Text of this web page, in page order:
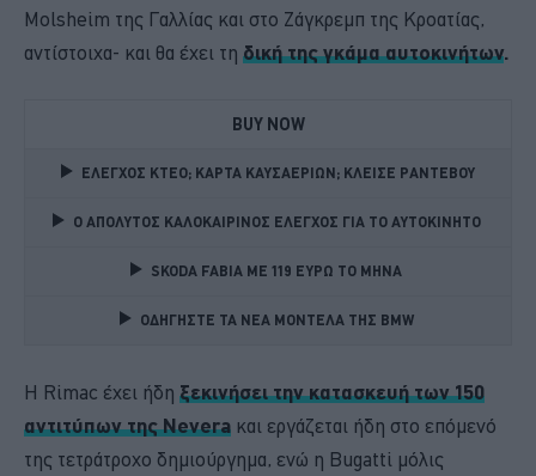
Molsheim της Γαλλίας και στο Ζάγκρεμπ της Κροατίας,
αντίστοιχα- και θα έχει τη δική της γκάμα αυτοκινήτων.
BUY NOW
ΕΛΕΓΧΟΣ ΚΤΕΟ; ΚΑΡΤΑ ΚΑΥΣΑΕΡΙΩΝ; ΚΛΕΙΣΕ ΡΑΝΤΕΒΟΥ
Ο ΑΠΟΛΥΤΟΣ ΚΑΛΟΚΑΙΡΙΝΟΣ ΕΛΕΓΧΟΣ ΓΙΑ ΤΟ ΑΥΤΟΚΙΝΗΤΟ
SKODA FABIA ME 119 ΕΥΡΩ ΤΟ ΜΗΝΑ
ΟΔΗΓΗΣΤΕ ΤΑ ΝΕΑ ΜΟΝΤΕΛΑ ΤΗΣ BMW
Η Rimac έχει ήδη ξεκινήσει την κατασκευή των 150
αντιτύπων της Nevera και εργάζεται ήδη στο επόμενό
της τετράτροχο δημιούργημα, ενώ η Bugatti μόλις